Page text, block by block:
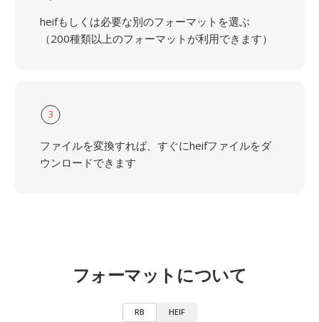
heifもしくは必要な別のフォーマットを選ぶ
（200種類以上のフォーマットが利用できます）
3
ファイルを変換すれば、すぐにheifファイルをダ
ウンロードできます
フォーマットについて
RB HEIF